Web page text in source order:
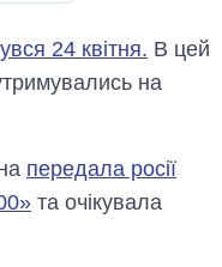
24 квітня. В цей
на
передала росії
та очікувала